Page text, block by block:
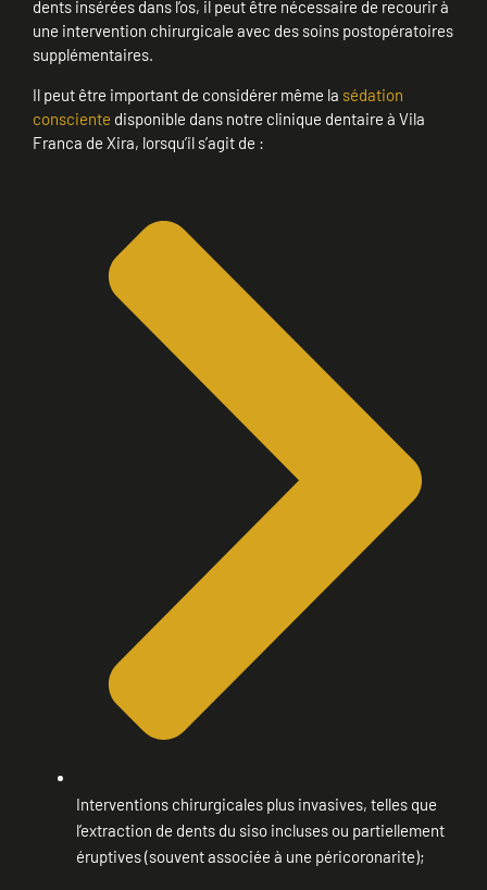
dents insérées dans l’os, il peut être nécessaire de recourir à
une intervention chirurgicale avec des soins postopératoires
supplémentaires.
Il peut être important de considérer même la sédation
consciente disponible dans notre clinique dentaire à Vila
Franca de Xira, lorsqu’il s’agit de :
Interventions chirurgicales plus invasives, telles que
l’extraction de dents du siso incluses ou partiellement
éruptives (souvent associée à une péricoronarite);